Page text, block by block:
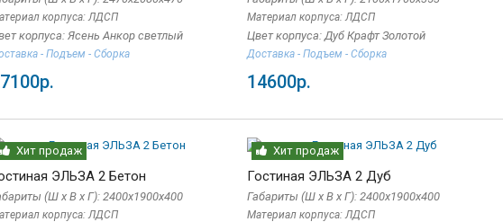
корпуса: ЛДСП
корпуса: Ясень Анкор светлый
- Подъем - Сборка
Материал корпуса: ЛДСП
Цвет корпуса: Дуб Крафт Золотой
Доставка - Подъем - Сборка
14600р.
Хит продаж
ЭЛЬЗА 2 Бетон
(Ш x В x Г): 2400х1900х400
корпуса: ЛДСП
Хит продаж
Гостиная ЭЛЬЗА 2 Дуб
Габариты (Ш x В x Г): 2400х1900х400
Материал корпуса: ЛДСП